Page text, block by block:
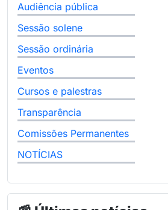
Audiência pública
Sessão solene
Sessão ordinária
Eventos
Cursos e palestras
Transparência
Comissões Permanentes
NOTÍCIAS